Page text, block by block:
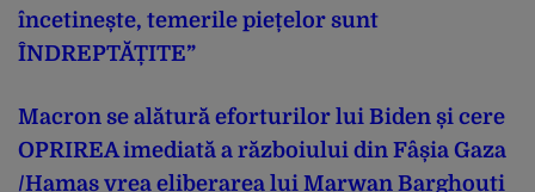
încetinește, temerile piețelor sunt
ÎNDREPTĂȚITE”
Macron se alătură eforturilor lui Biden și cere
OPRIREA imediată a războiului din Fâșia Gaza
/Hamas vrea eliberarea lui Marwan Barghouti